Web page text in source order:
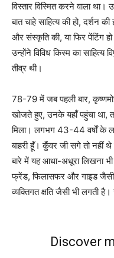
विस्तार विस्मित करने वाला
बात चाहे साहित्य की हो, दर्शन
और संस्कृति की, या फिर पेंटिंग
उन्होंने विविध किस्म का साहित्य
तीव्र थी।
78-79 में जब पहली बार,
खोजते हुए, उनके यहॉं पहुंचा था,
मिला। लगभग 43-44 वर्षों के
बाहरी हूॅं। कुॅंवर जी सगे तो
बारे में यह आधा-अधूरा लिखना
फ्रेंड, फिलासफर और गाइड
व्यक्तिगत क्षति जैसी भी लगती
Discover